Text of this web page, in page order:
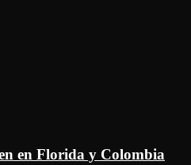
en Florida y Colombia